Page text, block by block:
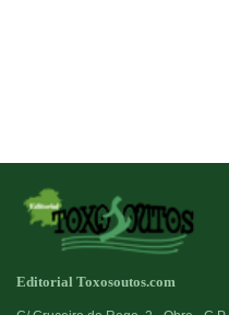
Editorial Toxosoutos.com